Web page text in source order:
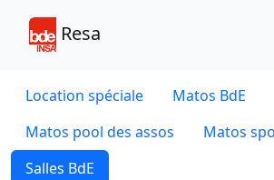
Resa
Location spéciale
Matos BdE
Matos pool des assos
Matos
Salles BdE